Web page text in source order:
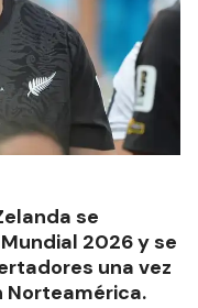
se
2026 y se
una vez
Norteamérica.